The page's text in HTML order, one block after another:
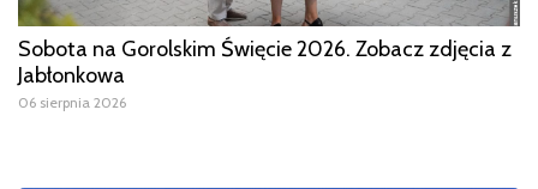
Sobota na Gorolskim Święcie 2026. Zobacz zdjęcia z
Jabłonkowa
06 sierpnia 2026